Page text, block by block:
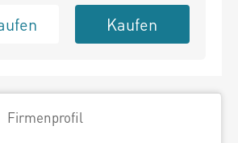
Kaufen
Firmenprofil